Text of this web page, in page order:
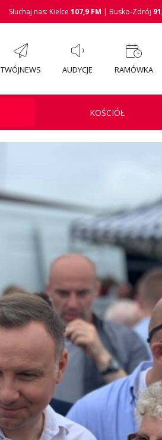
Słuchaj nas: Kielce 107,9 FM | Busko-Zdrój
TWÓJNEWS AUDYCJE RAMÓWKA
KOŚCIÓŁ